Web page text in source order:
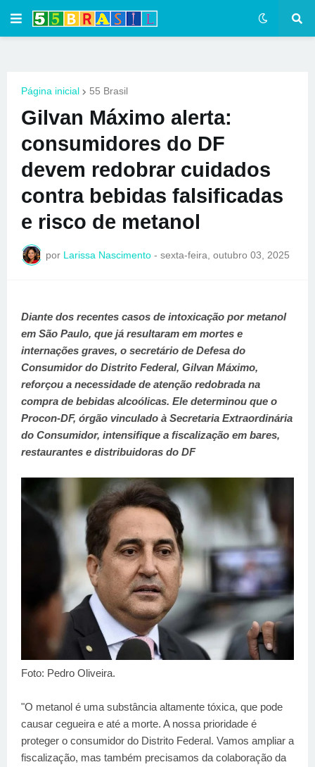
Página inicial 55 Brasil
Gilvan Máximo alerta:
consumidores do DF
devem redobrar cuidados
contra bebidas falsificadas
e risco de metanol
por Larissa Nascimento - sexta-feira, outubro 03, 2025
Diante dos recentes casos de intoxicação por metanol
em São Paulo, que já resultaram em mortes e
internações graves, o secretário de Defesa do
Consumidor do Distrito Federal, Gilvan Máximo,
reforçou a necessidade de atenção redobrada na
compra de bebidas alcoólicas. Ele determinou que o
Procon-DF, órgão vinculado à Secretaria Extraordinária
do Consumidor, intensifique a fiscalização em bares,
restaurantes e distribuidoras do DF
Foto: Pedro Oliveira.
"O metanol é uma substância altamente tóxica, que pode
causar cegueira e até a morte. A nossa prioridade é
proteger o consumidor do Distrito Federal. Vamos ampliar a
fiscalização, mas também precisamos da colaboração da